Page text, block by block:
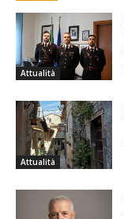
Attualità
Attualità